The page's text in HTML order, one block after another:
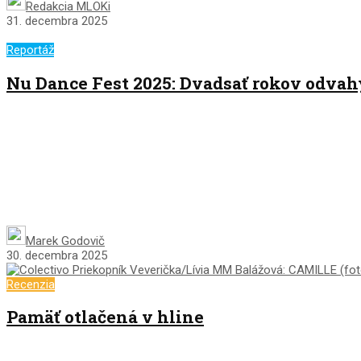
Redakcia MLOKi
31. decembra 2025
Reportáž
Nu Dance Fest 2025: Dvadsať rokov
Marek Godovič
30. decembra 2025
Recenzia
Pamäť otlačená v hline